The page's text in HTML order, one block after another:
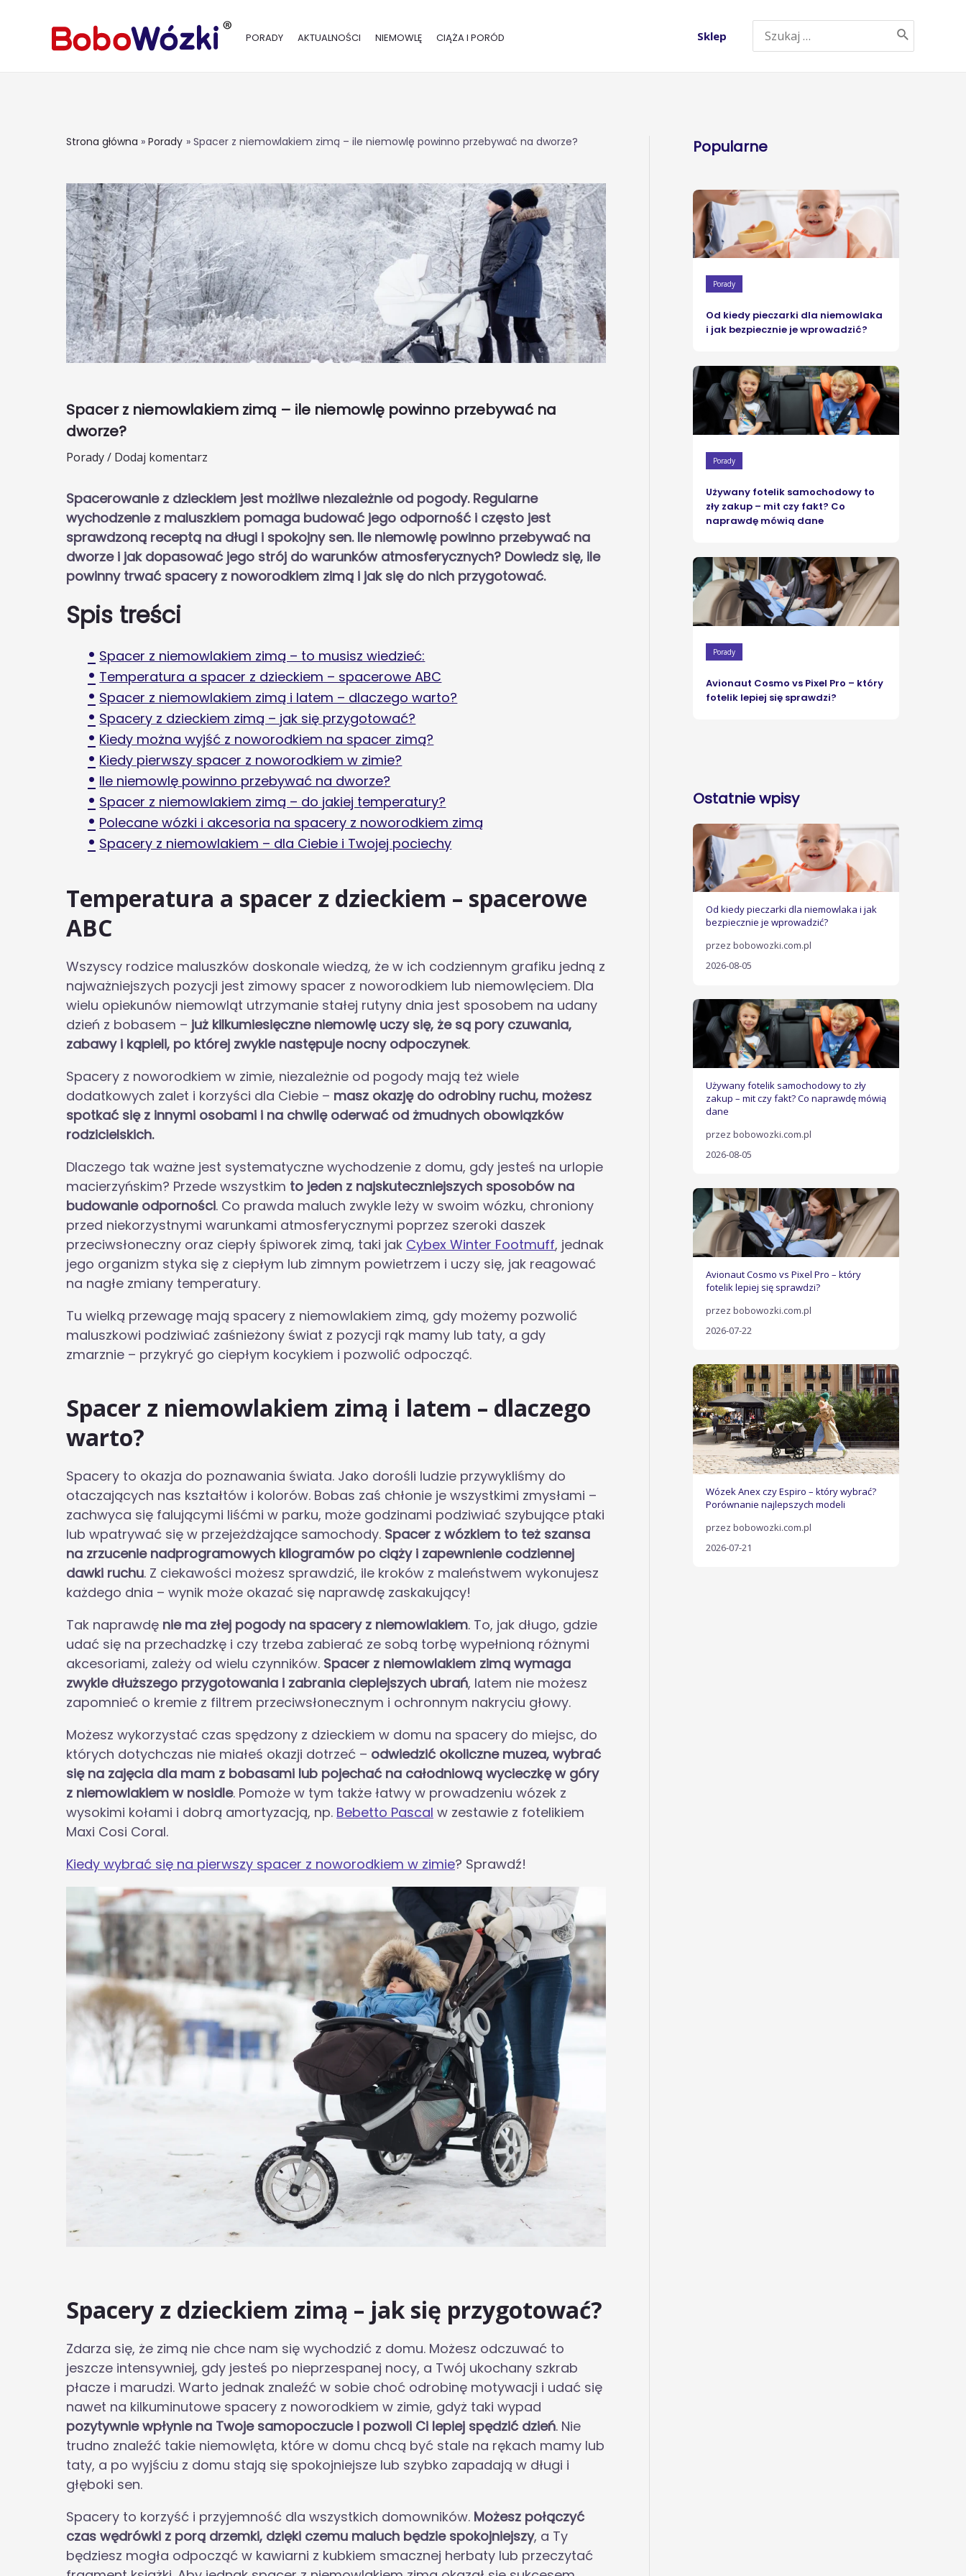
PORADY AKTUALNOŚCI NIEMOWLĘ CIĄŻA I PORÓD Sklep
Strona główna Porady Spacer z niemowlakiem zimą – ile niemowlę powinno przebywać na dworze?
Spacer z niemowlakiem zimą – ile niemowlę powinno przebywać na
dworze?
Porady/ Dodaj komentarz
Spacerowanie z dzieckiem jest możliwe niezależnie od pogody. Regularne
wychodzenie z maluszkiem pomaga budować jego odporność i często jest
sprawdzoną receptą na długi i spokojny sen. Ile niemowlę powinno przebywać na
dworze i jak dopasować jego strój do warunków atmosferycznych? Dowiedz się, ile
powinny trwać spacery z noworodkiem zimą i jak się do nich przygotować.
Spis treści
Spacer z niemowlakiem zimą – to musisz wiedzieć:
Temperatura a spacer z dzieckiem – spacerowe ABC
Spacer z niemowlakiem zimą i latem – dlaczego warto?
Spacery z dzieckiem zimą – jak się przygotować?
Kiedy można wyjść z noworodkiem na spacer zimą?
Kiedy pierwszy spacer z noworodkiem w zimie?
Ile niemowlę powinno przebywać na dworze?
Spacer z niemowlakiem zimą – do jakiej temperatury?
Polecane wózki i akcesoria na spacery z noworodkiem zimą
Spacery z niemowlakiem – dla Ciebie i Twojej pociechy
Temperatura a spacer z dzieckiem – spacerowe
ABC
Wszyscy rodzice maluszków doskonale wiedzą, że w ich codziennym grafiku jedną z
najważniejszych pozycji jest zimowy spacer z noworodkiem lub niemowlęciem. Dla
wielu opiekunów niemowląt utrzymanie stałej rutyny dnia jest sposobem na udany
dzień z bobasem – już kilkumiesięczne niemowlę uczy się, że są pory czuwania,
zabawy i kąpieli, po której zwykle następuje nocny odpoczynek.
Spacery z noworodkiem w zimie, niezależnie od pogody mają też wiele
dodatkowych zalet i korzyści dla Ciebie – masz okazję do odrobiny ruchu, możesz
spotkać się z innymi osobami i na chwilę oderwać od żmudnych obowiązków
rodzicielskich.
Dlaczego tak ważne jest systematyczne wychodzenie z domu, gdy jesteś na urlopie
macierzyńskim? Przede wszystkim to jeden z najskuteczniejszych sposobów na
budowanie odporności. Co prawda maluch zwykle leży w swoim wózku, chroniony
przed niekorzystnymi warunkami atmosferycznymi poprzez szeroki daszek
przeciwsłoneczny oraz ciepły śpiworek zimą, taki jak Cybex Winter Footmuff, jednak
jego organizm styka się z ciepłym lub zimnym powietrzem i uczy się, jak reagować
na nagłe zmiany temperatury.
Tu wielką przewagę mają spacery z niemowlakiem zimą, gdy możemy pozwolić
maluszkowi podziwiać zaśnieżony świat z pozycji rąk mamy lub taty, a gdy
zmarznie – przykryć go ciepłym kocykiem i pozwolić odpocząć.
Spacer z niemowlakiem zimą i latem – dlaczego
warto?
Spacery to okazja do poznawania świata. Jako dorośli ludzie przywykliśmy do
otaczających nas kształtów i kolorów. Bobas zaś chłonie je wszystkimi zmysłami –
zachwyca się falującymi liśćmi w parku, może godzinami podziwiać szybujące ptaki
lub wpatrywać się w przejeżdżające samochody. Spacer z wózkiem to też szansa
na zrzucenie nadprogramowych kilogramów po ciąży i zapewnienie codziennej
dawki ruchu. Z ciekawości możesz sprawdzić, ile kroków z maleństwem wykonujesz
każdego dnia – wynik może okazać się naprawdę zaskakujący!
Tak naprawdę nie ma złej pogody na spacery z niemowlakiem. To, jak długo, gdzie
udać się na przechadzkę i czy trzeba zabierać ze sobą torbę wypełnioną różnymi
akcesoriami, zależy od wielu czynników. Spacer z niemowlakiem zimą wymaga
zwykle dłuższego przygotowania i zabrania cieplejszych ubrań, latem nie możesz
zapomnieć o kremie z filtrem przeciwsłonecznym i ochronnym nakryciu głowy.
Możesz wykorzystać czas spędzony z dzieckiem w domu na spacery do miejsc, do
których dotychczas nie miałeś okazji dotrzeć – odwiedzić okoliczne muzea, wybrać
się na zajęcia dla mam z bobasami lub pojechać na całodniową wycieczkę w góry
z niemowlakiem w nosidle. Pomoże w tym także łatwy w prowadzeniu wózek z
wysokimi kołami i dobrą amortyzacją, np. Bebetto Pascal w zestawie z fotelikiem
Maxi Cosi Coral.
Kiedy wybrać się na pierwszy spacer z noworodkiem w zimie? Sprawdź!
Spacery z dzieckiem zimą – jak się przygotować?
Zdarza się, że zimą nie chce nam się wychodzić z domu. Możesz odczuwać to
jeszcze intensywniej, gdy jesteś po nieprzespanej nocy, a Twój ukochany szkrab
płacze i marudzi. Warto jednak znaleźć w sobie choć odrobinę motywacji i udać się
nawet na kilkuminutowe spacery z noworodkiem w zimie, gdyż taki wypad
pozytywnie wpłynie na Twoje samopoczucie i pozwoli Ci lepiej spędzić dzień. Nie
trudno znaleźć takie niemowlęta, które w domu chcą być stale na rękach mamy lub
taty, a po wyjściu z domu stają się spokojniejsze lub szybko zapadają w długi i
głęboki sen.
Spacery to korzyść i przyjemność dla wszystkich domowników. Możesz połączyć
czas wędrówki z porą drzemki, dzięki czemu maluch będzie spokojniejszy, a Ty
będziesz mogła odpocząć w kawiarni z kubkiem smacznej herbaty lub przeczytać
Popularne
Porady
Od kiedy pieczarki dla niemowlaka
i jak bezpiecznie je wprowadzić?
Porady
Używany fotelik samochodowy to
zły zakup – mit czy fakt? Co
naprawdę mówią dane
Porady
Avionaut Cosmo vs Pixel Pro – który
fotelik lepiej się sprawdzi?
Ostatnie wpisy
Od kiedy pieczarki dla niemowlaka i jak
bezpiecznie je wprowadzić?
przez bobowozki.com.pl
2026-08-05
Używany fotelik samochodowy to zły
zakup – mit czy fakt? Co naprawdę mówią
dane
przez bobowozki.com.pl
2026-08-05
Avionaut Cosmo vs Pixel Pro – który
fotelik lepiej się sprawdzi?
przez bobowozki.com.pl
2026-07-22
Wózek Anex czy Espiro – który wybrać?
Porównanie najlepszych modeli
przez bobowozki.com.pl
2026-07-21